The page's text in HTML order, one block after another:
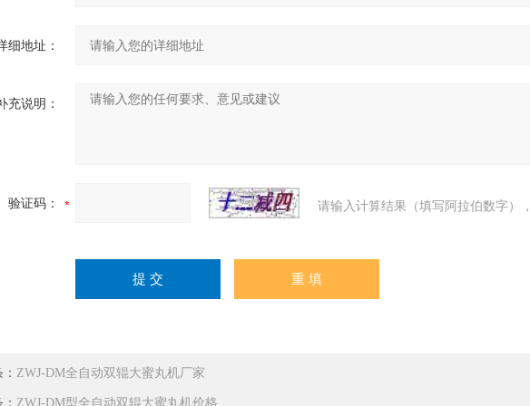
细地址：
充说明：
验证码： 请输入计算结果（填写阿拉伯数字）
ZWJ-DM全自动双辊大蜜丸机厂家
ZWJ-DM型全自动双辊大蜜丸机价格